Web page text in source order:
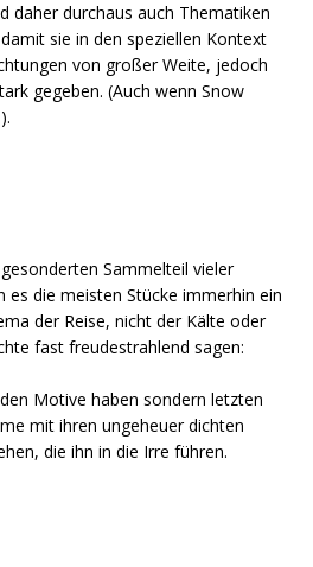
daher durchaus auch Thematiken
sie in den speziellen Kontext
von großer Weite, jedoch
gegeben. (Auch wenn Snow
Sammelteil vieler
es die meisten Stücke immerhin ein
der Reise, nicht der Kälte oder
fast freudestrahlend sagen:
Motive haben sondern letzten
mit ihren ungeheuer dichten
die ihn in die Irre führen.